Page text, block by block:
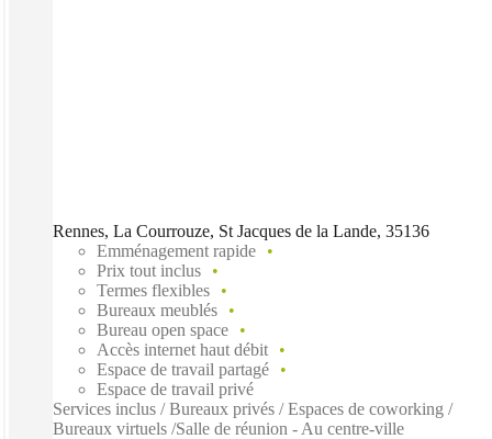
Rennes, La Courrouze, St Jacques de la Lande, 35136
Emménagement rapide
Prix tout inclus
Termes flexibles
Bureaux meublés
Bureau open space
Accès internet haut débit
Espace de travail partagé
Espace de travail privé
Services inclus / Bureaux privés / Espaces de coworking /
Bureaux virtuels /Salle de réunion - Au centre-ville